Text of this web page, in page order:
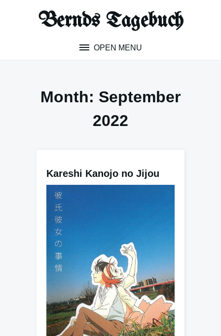
Bernds Tagebuch
OPEN MENU
Month: September
2022
Kareshi Kanojo no Jijou